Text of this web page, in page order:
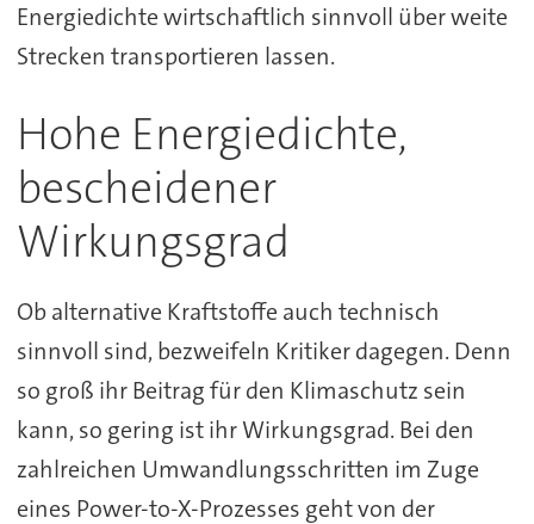
Energiedichte wirtschaftlich sinnvoll über weite
Strecken transportieren lassen.
Hohe Energiedichte,
bescheidener
Wirkungsgrad
Ob alternative Kraftstoffe auch technisch
sinnvoll sind, bezweifeln Kritiker dagegen. Denn
so groß ihr Beitrag für den Klimaschutz sein
kann, so gering ist ihr Wirkungsgrad. Bei den
zahlreichen Umwandlungsschritten im Zuge
eines Power-to-X-Prozesses geht von der